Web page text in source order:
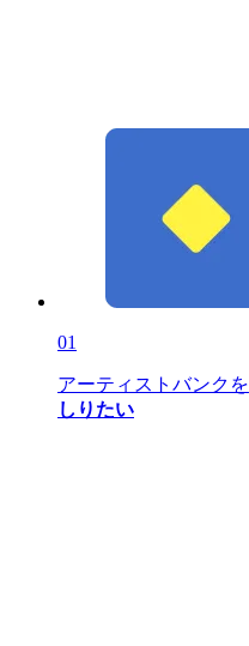
01
アーティストバンクを
しりたい